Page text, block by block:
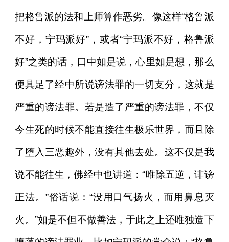
把格鲁派的法和上师算作恶劣。像这样“格鲁派
不好，宁玛派好”，或者“宁玛派不好，格鲁派
好”之类的话，口中如是说，心里如是想，那么
便具足了经中所说谤法罪的一切支分，这就是
严重的谤法罪。若是造了严重的谤法罪，不仅
今生死的时候不能直接往生极乐世界，而且除
了堕入三恶趣外，没有其他去处。这不仅是我
说不能往生，佛经中也讲道：“唯除五逆，诽谤
正法。”俗话说：“没用口气扬火，而用鼻息灭
火。”如是不但不做善法，于此之上还唯独造下